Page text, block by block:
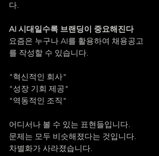
다.
AI 시대일수록 브랜딩이 중요해진다
요즘은 누구나 AI를 활용하여 채용공고
를 작성할 수 있습니다.
"혁신적인 회사"
"성장 기회 제공"
"역동적인 조직"
어디서나 볼 수 있는 표현들입니다.
문제는 모두 비슷해졌다는 것입니다.
차별화가 사라졌습니다.